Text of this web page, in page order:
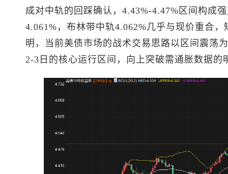
成对中轨的回踩确认，4.43%-4.47%区间构成
4.061%，布林带中轨4.062%几乎与现价重合
明，当前美债市场的战术交易思路以区间震荡
2-3日的核心运行区间，向上突破需通胀数据的